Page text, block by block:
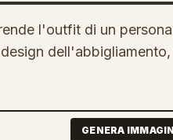
l'outfit di un
GENERA